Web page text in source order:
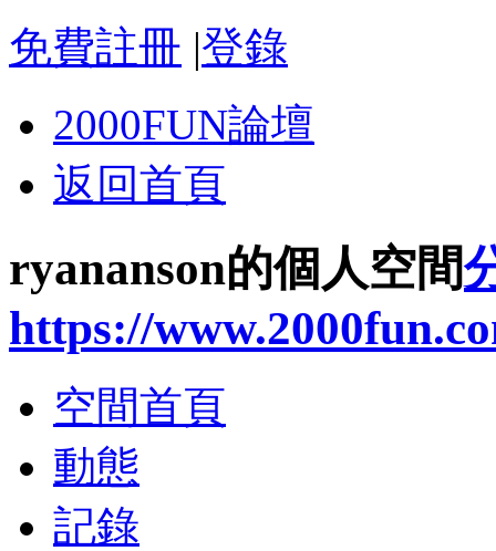
免費註冊 |登錄
2000FUN論壇
返回首頁
ryananson的個人空間
https://
空間首頁
動態
記錄